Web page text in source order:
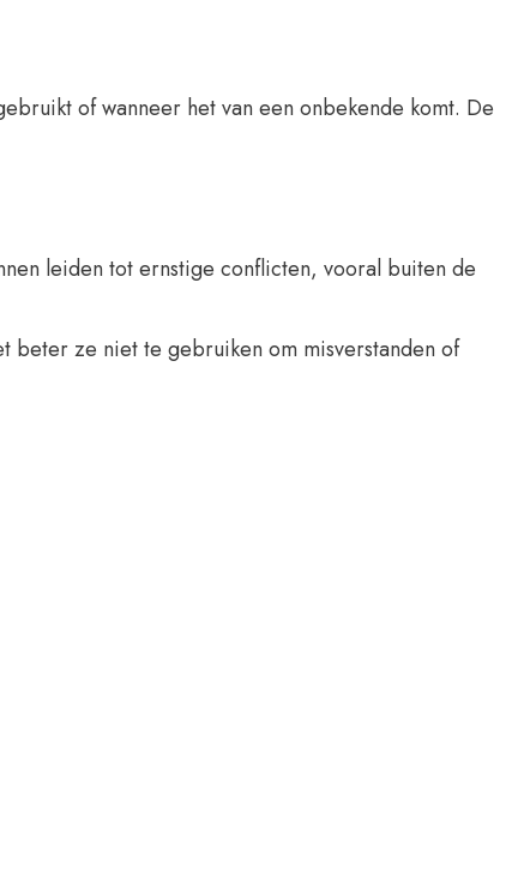
of wanneer het van een onbekende komt. De
leiden tot ernstige conflicten, vooral buiten de
beter ze niet te gebruiken om misverstanden of